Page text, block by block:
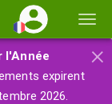
la×
l'Année
expirent
2026.